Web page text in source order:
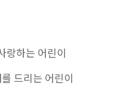
랑하는 어린이
드리는 어린이